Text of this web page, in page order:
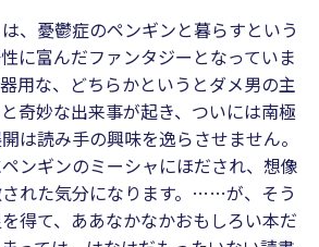
、憂鬱症のペンギンと暮らすという
に富んだファンタジーとなっていま
用な、どちらかというとダメ男の主
奇妙な出来事が起き、ついには南極
は読み手の興味を逸らさせません。
ンギンのミーシャにほだされ、想像
れた気分になります。……が、そう
得て、ああなかなかおもしろい本だ